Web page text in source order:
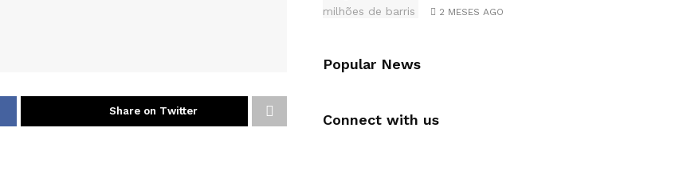
Share on Twitter
2 MESES AGO
Popular News
Connect with us